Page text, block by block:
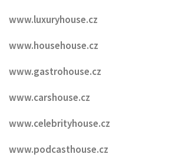
www.luxuryhouse.cz
www.househouse.cz
www.gastrohouse.cz
www.carshouse.cz
www.celebrityhouse.cz
www.podcasthouse.cz